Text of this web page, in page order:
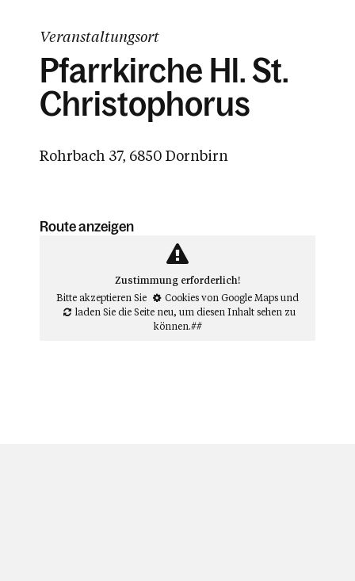
Veranstaltungsort
Pfarrkirche Hl. St.
Christophorus
Rohrbach 37, 6850 Dornbirn
Route anzeigen
Zustimmung erforderlich!
Bitte akzeptieren Sie
Cookies von Google Mapsund
laden Sie die Seite neu, um diesen Inhalt sehen zu
können.##